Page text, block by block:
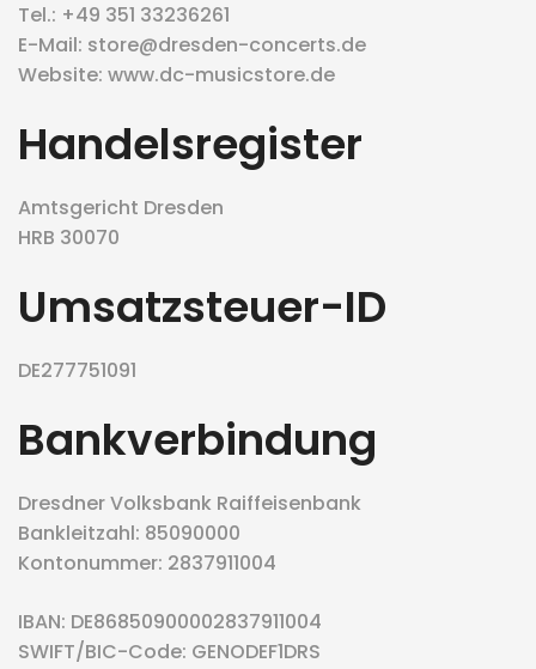
Tel.: +49 351 33236261
E-Mail: store@dresden-concerts.de
Website: www.dc-musicstore.de
Handelsregister
Amtsgericht Dresden
HRB 30070
Umsatzsteuer-ID
DE277751091
Bankverbindung
Dresdner Volksbank Raiffeisenbank
Bankleitzahl: 85090000
Kontonummer: 2837911004
IBAN: DE86850900002837911004
SWIFT/BIC-Code: GENODEF1DRS